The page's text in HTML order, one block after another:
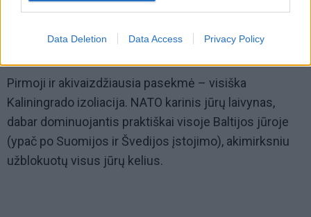
Data Deletion Data Access Privacy Policy
Štai kas nutiktų šiam aklinai izoliuotam eksklavui:
Totalinė karinė blokada ir izoliacija
Pirmoji ir akivaizdžiausia pasekmė – visiška
Kaliningrado izoliacija. NATO karinis jūrų laivynas,
dabar dominuojantis praktiškai visoje Baltijos jūroje
(ypač po Suomijos ir Švedijos įstojimo), akimirksniu
užblokuotų visus jūrų kelius.